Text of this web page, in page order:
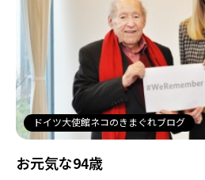
著者一覧
ライター募集
ドイツ大使館ネコのきまぐれブログ
お元気な94歳